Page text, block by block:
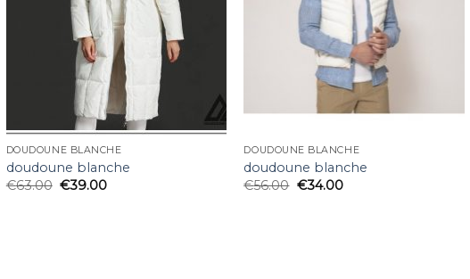
DOUDOUNE BLANCHE
doudoune blanche
€63.00 €39.00
DOUDOUNE BLANCHE
doudoune blanche
€56.00 €34.00